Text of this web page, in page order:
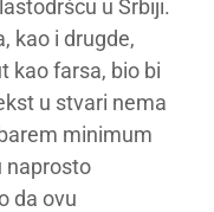
u Srbiji.
kao i drugde,
kao farsa, bio bi
u stvari nema
minimum
naprosto
da ovu